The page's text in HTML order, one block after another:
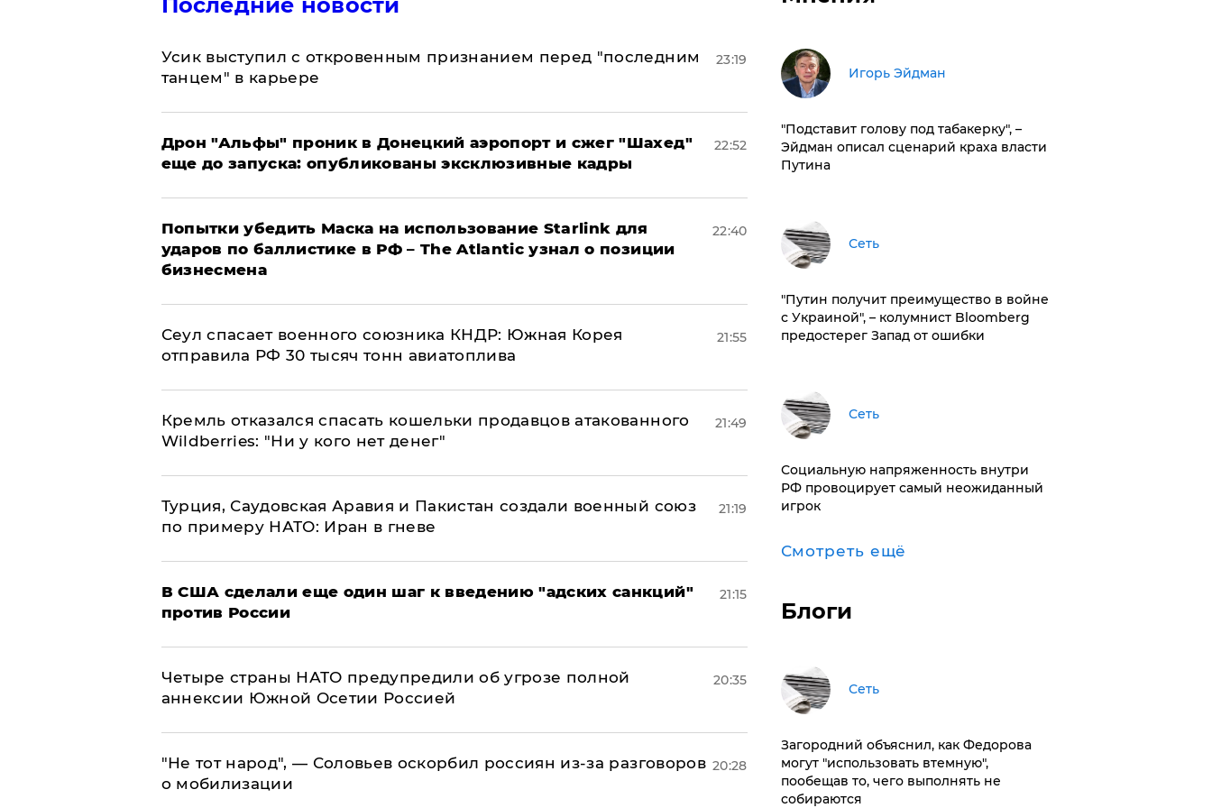
Последние новости
Усик выступил с откровенным признанием перед "последним
танцем" в карьере
23:19
Дрон "Альфы" проник в Донецкий аэропорт и сжег "Шахед"
еще до запуска: опубликованы эксклюзивные кадры
22:52
Попытки убедить Маска на использование Starlink для
ударов по баллистике в РФ – The Atlantic узнал о позиции
бизнесмена
22:40
​Сеул спасает военного союзника КНДР: Южная Корея
отправила РФ 30 тысяч тонн авиатоплива
21:55
Кремль отказался спасать кошельки продавцов атакованного
Wildberries: "Ни у кого нет денег"
21:49
Турция, Саудовская Аравия и Пакистан создали военный союз
по примеру НАТО: Иран в гневе
21:19
В США сделали еще один шаг к введению "адских санкций"
против России
21:15
Четыре страны НАТО предупредили об угрозе полной
аннексии Южной Осетии Россией
20:35
​"Не тот народ", — Соловьев оскорбил россиян из-за разговоров
о мобилизации
20:28
Игорь Эйдман
​"Подставит голову под табакерку", –
Эйдман описал сценарий краха власти
Путина
Сеть
"Путин получит преимущество в войне
с Украиной", – колумнист Bloomberg
предостерег Запад от ошибки
Сеть
Социальную напряженность внутри
РФ провоцирует самый неожиданный
игрок
Смотреть ещё
Блоги
Сеть
Загородний объяснил, как Федорова
могут "использовать втемную",
пообещав то, чего выполнять не
собираются